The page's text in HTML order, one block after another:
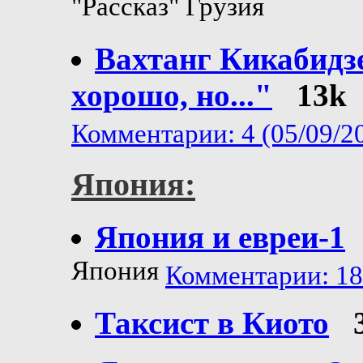
"Рассказ" Грузия
Вахтанг
хорошо, но..."
13k
Комментарии: 4 (05/09/
Япония:
Япония и евреи-1
Япония Комментарии:
Таксист в Киото